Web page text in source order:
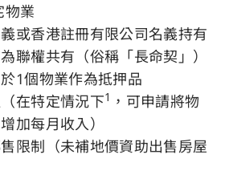
物業
或香港註冊有限公司名義持有
聯權共有（俗稱「長命契」）
1個物業作為抵押品
在特定情況下1 ，可申請將物
加每月收入）
限制（未補地價資助出售房屋